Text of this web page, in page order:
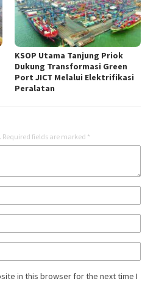
KSOP Utama Tanjung Priok
Dukung Transformasi Green
Port JICT Melalui Elektrifikasi
Peralatan
Required fields are marked *
in this browser for the next time I